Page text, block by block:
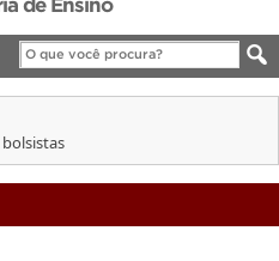
Legislação
Canais